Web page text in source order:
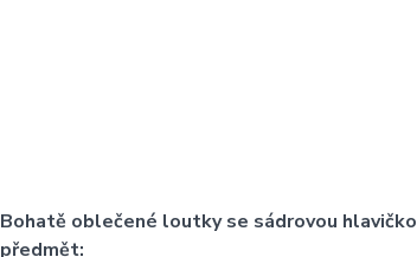
Bohatě oblečené loutky se sádrovou
předmět: